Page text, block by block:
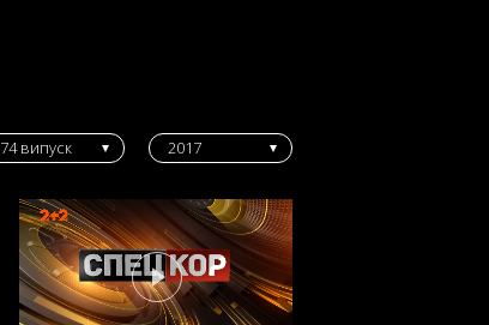
74 випуск 2017